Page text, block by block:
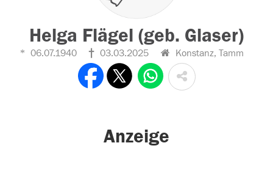
Helga Flägel (geb. Glaser)
06.07.1940 03.03.2025 Konstanz, Tamm
Anzeige